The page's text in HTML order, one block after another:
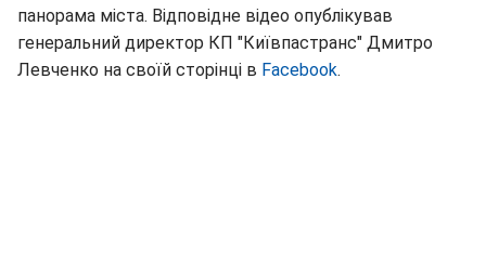
панорама міста. Відповідне відео опублікував
генеральний директор КП "Київпастранс" Дмитро
Левченко на своїй сторінці в Facebook.